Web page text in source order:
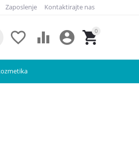
Zaposlenje Kontaktirajte nas
0


 